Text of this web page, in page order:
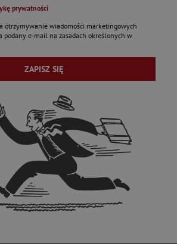
prywatności
otrzymywanie wiadomości marketingowych
podany e-mail na zasadach określonych w
ZAPISZ SIĘ